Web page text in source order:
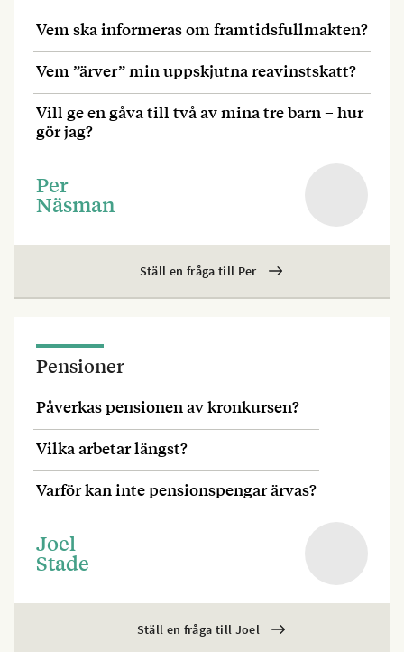
Vem ska informeras om framtidsfullmakten?
Vem ”ärver” min uppskjutna reavinstskatt?
Vill ge en gåva till två av mina tre barn – hur
gör jag?
Per
Näsman
Ställ en fråga till Per
Pensioner
Påverkas pensionen av kronkursen?
Vilka arbetar längst?
Varför kan inte pensionspengar ärvas?
Joel
Stade
Ställ en fråga till Joel